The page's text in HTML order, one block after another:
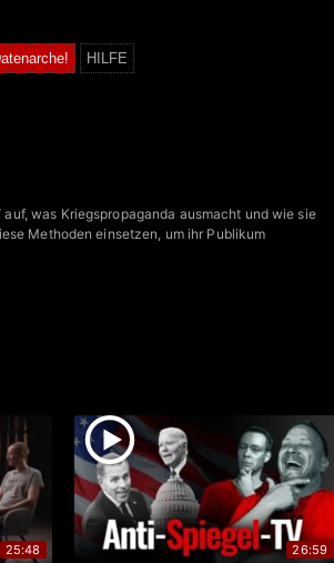
HILFE
was Kriegspropaganda ausmacht und wie sie
Methoden einsetzen, um ihr Publikum
25:48 26:59